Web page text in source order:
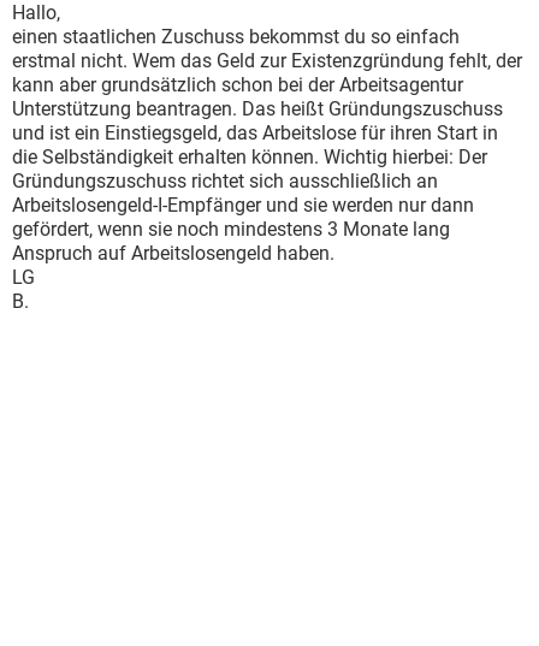
Hallo,
einen staatlichen Zuschuss bekommst du so einfach
erstmal nicht. Wem das Geld zur Existenzgründung fehlt, der
kann aber grundsätzlich schon bei der Arbeitsagentur
Unterstützung beantragen. Das heißt Gründungszuschuss
und ist ein Einstiegsgeld, das Arbeitslose für ihren Start in
die Selbständigkeit erhalten können. Wichtig hierbei: Der
Gründungszuschuss richtet sich ausschließlich an
Arbeitslosengeld-I-Empfänger und sie werden nur dann
gefördert, wenn sie noch mindestens 3 Monate lang
Anspruch auf Arbeitslosengeld haben.
LG
B.